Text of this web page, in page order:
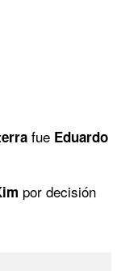
fue Eduardo
por decisión